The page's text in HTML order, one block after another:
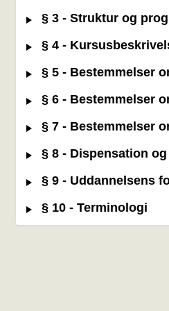
§ 3 - Struktur og
§ 4 -
§ 5 - Bestemmelser
§ 6 - Bestemmelser
§ 7 - Bestemmelser
§ 8 - Dispensation
§ 9 - Uddannelsens
§ 10 - Terminologi